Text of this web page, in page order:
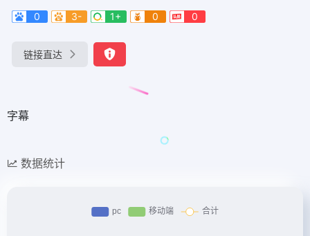
0
3- 1+ 0 0
链接直达
字幕
数据统计